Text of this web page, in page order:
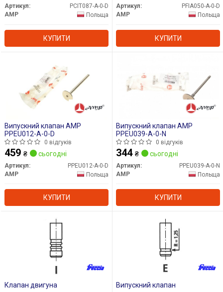
Артикул:
PCIT087-A-0-D
AMP
Польща
КУПИТИ
Артикул:
PFIA050-A-0-D
AMP
Польща
КУПИТИ
Випускний клапан AMP
PPEU012-A-0-D
0 відгуків
459 ₴ сьогодні
Артикул:
PPEU012-A-0-D
AMP
Польща
КУПИТИ
Випускний клапан AMP
PPEU039-A-0-N
0 відгуків
344 ₴ сьогодні
Артикул:
PPEU039-A-0-N
AMP
Польща
КУПИТИ
Клапан двигуна Випускний клапан